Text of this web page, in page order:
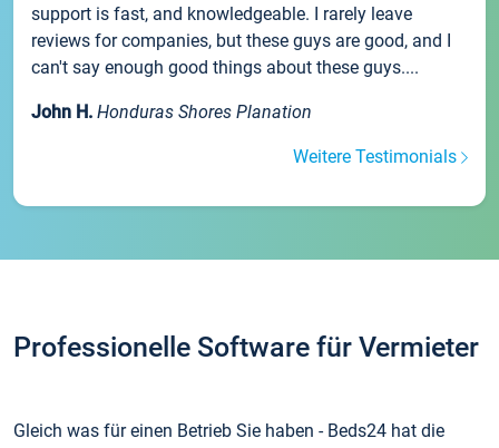
support is fast, and knowledgeable. I rarely leave
reviews for companies, but these guys are good, and I
can't say enough good things about these guys....
John H. Honduras Shores Planation
Weitere Testimonials
Professionelle Software für Vermieter
Gleich was für einen Betrieb Sie haben - Beds24 hat die